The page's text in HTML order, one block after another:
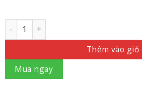
Số lượng
Thêm vào giỏ
Mua ngay